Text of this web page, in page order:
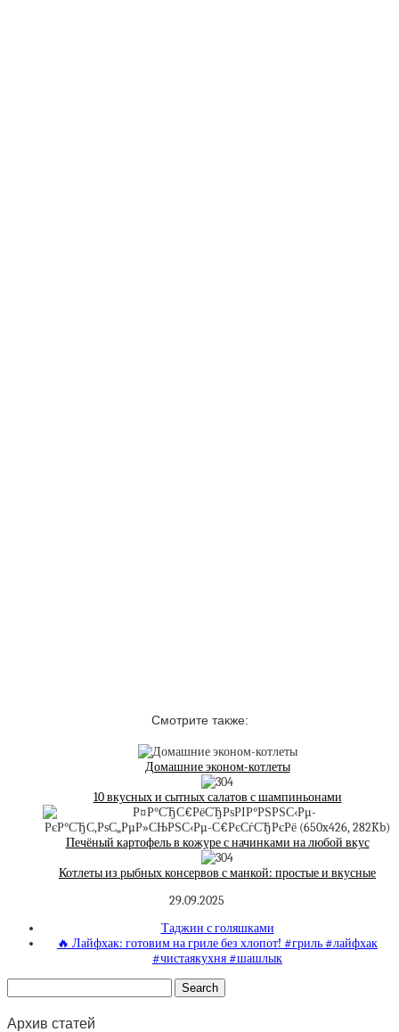
Смотрите также:
Домашние эконом-котлеты
10 вкусных и сытных салатов с шампиньонами
Печёный картофель в кожуре с начинками на любой вкус
Котлеты из рыбных консервов с манкой: простые и вкусные
29.09.2025
Таджин с голяшками
🔥 Лайфхак: готовим на гриле без хлопот! #гриль #лайфхак
#чистаякухня #шашлык
Архив статей